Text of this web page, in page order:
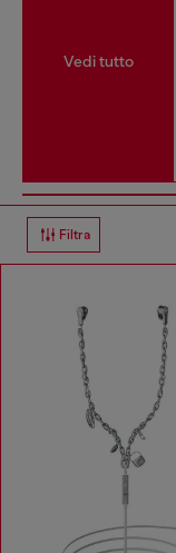
Vedi tutto
Filtra